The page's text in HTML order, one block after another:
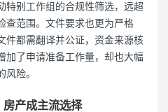
特别工作组的合规性筛选，远超
查范围。文件要求也更为严格
都需翻译并公证，资金来源核
加了申请准备工作量，却也大幅
险。
产成主流选择